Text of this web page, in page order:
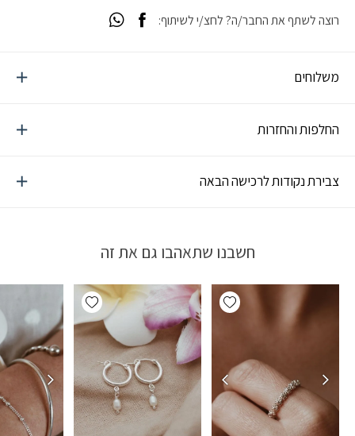
משלוחים
החלפות והחזרות
צבירת נקודות לרכישה הבאה
רוצה לשתף את החבר/ה? לחצ/י לשיתוף:
חשבנו שתאהבו גם את זה
Add wishlist
Add wishlist